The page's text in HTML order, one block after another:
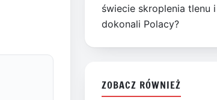
świecie skroplenia tlenu
dokonali Polacy?
ZOBACZ RÓWNIEŻ